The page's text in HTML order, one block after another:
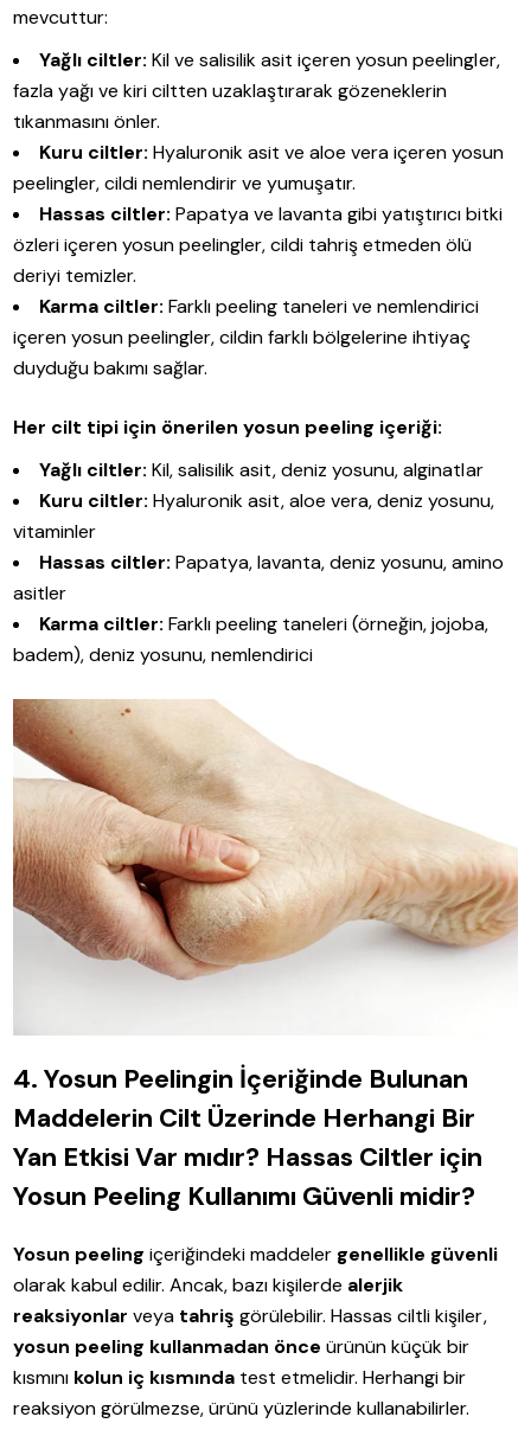
mevcuttur:
Yağlı ciltler: Kil ve salisilik asit içeren yosun peelingler,
fazla yağı ve kiri ciltten uzaklaştırarak gözeneklerin
tıkanmasını önler.
Kuru ciltler: Hyaluronik asit ve aloe vera içeren yosun
peelingler, cildi nemlendirir ve yumuşatır.
Hassas ciltler: Papatya ve lavanta gibi yatıştırıcı bitki
özleri içeren yosun peelingler, cildi tahriş etmeden ölü
deriyi temizler.
Karma ciltler: Farklı peeling taneleri ve nemlendirici
içeren yosun peelingler, cildin farklı bölgelerine ihtiyaç
duyduğu bakımı sağlar.
Her cilt tipi için önerilen yosun peeling içeriği:
Yağlı ciltler: Kil, salisilik asit, deniz yosunu, alginatlar
Kuru ciltler: Hyaluronik asit, aloe vera, deniz yosunu,
vitaminler
Hassas ciltler: Papatya, lavanta, deniz yosunu, amino
asitler
Karma ciltler: Farklı peeling taneleri (örneğin, jojoba,
badem), deniz yosunu, nemlendirici
4. Yosun Peelingin İçeriğinde Bulunan
Maddelerin Cilt Üzerinde Herhangi Bir
Yan Etkisi Var mıdır? Hassas Ciltler için
Yosun Peeling Kullanımı Güvenli midir?
Yosun peeling içeriğindeki maddeler genellikle güvenli
olarak kabul edilir. Ancak, bazı kişilerde alerjik
reaksiyonlar veya tahriş görülebilir. Hassas ciltli kişiler,
yosun peeling kullanmadan önce ürünün küçük bir
kısmını kolun iç kısmında test etmelidir. Herhangi bir
reaksiyon görülmezse, ürünü yüzlerinde kullanabilirler.